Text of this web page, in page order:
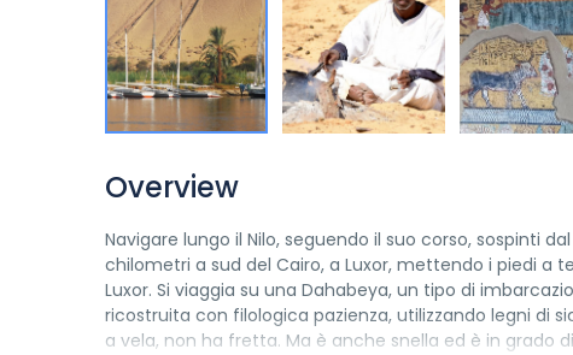
Overview
Navigare lungo il Nilo, seguendo il suo corso, sospinti
chilometri a sud del Cairo, a Luxor, mettendo i piedi a
Luxor. Si viaggia su una Dahabeya, un tipo di
ricostruita con filologica pazienza, utilizzando legni di
a vela, non ha fretta. Ma è anche snella ed è in grado